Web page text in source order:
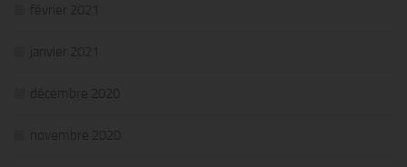
février 2021
janvier 2021
décembre 2020
novembre 2020